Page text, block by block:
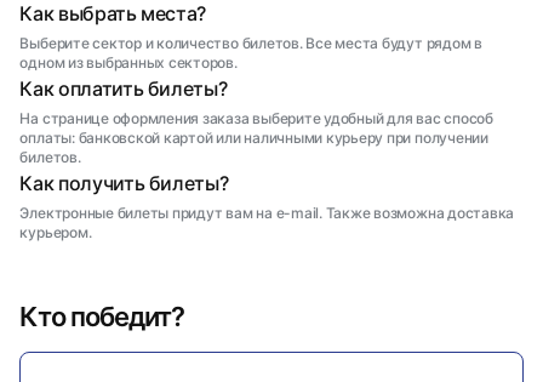
Как выбрать места?
Выберите сектор и количество билетов. Все места будут рядом в
одном из выбранных секторов.
Как оплатить билеты?
На странице оформления заказа выберите удобный для вас способ
оплаты: банковской картой или наличными курьеру при получении
билетов.
Как получить билеты?
Электронные билеты придут вам на e-mail. Также возможна доставка
курьером.
Кто победит?